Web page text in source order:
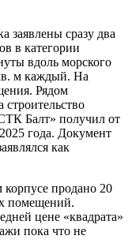
заявлены сразу два
в категории
вдоль морского
м каждый. На
Рядом
строительство
Балт» получил от
года. Документ
как
продано 20
помещений.
цене «квадрата»
пока что не